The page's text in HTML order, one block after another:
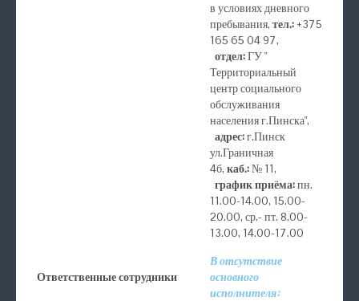
Ответственные сотрудники
в условиях дневного
пребывания, тел.:+375
165 65 04 97,
отдел:ГУ "
Территориальный
центр социального
обслуживания
населения г.Пинска",
адрес:г.Пинск
ул.Граничная
4б, каб.:№ 11,
график приёма:пн.
11.00-14.00, 15.00-
20.00, ср.- пт. 8.00-
13.00, 14.00-17.00
В отсутствие
основного
исполнителя: